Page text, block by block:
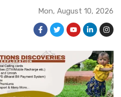
Mon, August 10, 2026